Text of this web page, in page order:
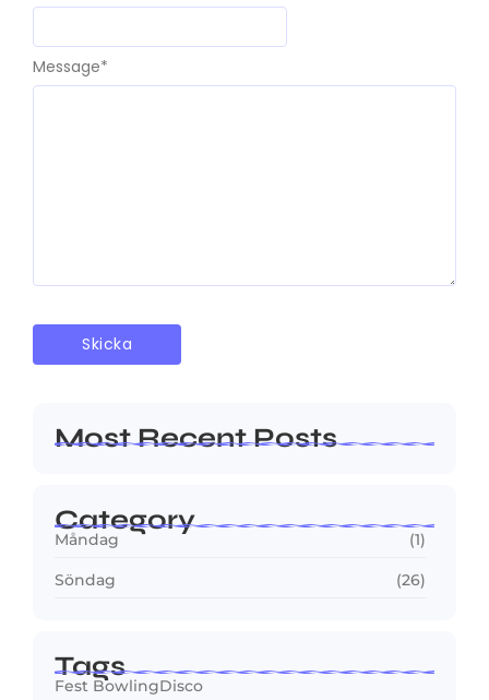
Message*
Most Recent Posts
Category
Måndag (1)
Söndag (26)
Tags
Fest BowlingDisco